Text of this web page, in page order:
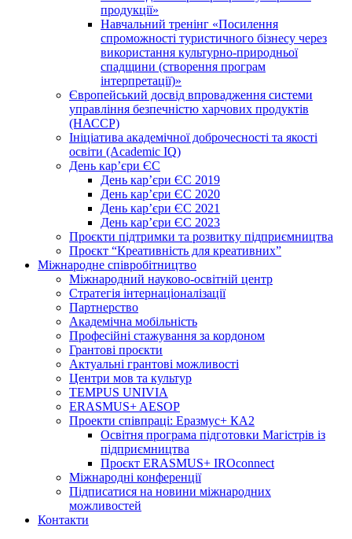
продукції»
Навчальний тренінг «Посилення
спроможності туристичного бізнесу через
використання культурно-природньої
спадщини (створення програм
інтерпретації)»
Європейський досвід впровадження системи
управління безпечністю харчових продуктів
(НАССР)
Ініціатива академічної доброчесності та якості
освіти (Academic IQ)
День кар’єри ЄС
День кар’єри ЄС 2019
День кар’єри ЄС 2020
День кар’єри ЄС 2021
День кар’єри ЄС 2023
Проєкти підтримки та розвитку підприємництва
Проєкт “Креативність для креативних”
Міжнародне співробітництво
Міжнародний науково-освітній центр
Стратегія інтернаціоналізації
Партнерство
Академічна мобільність
Професійні стажування за кордоном
Грантові проєкти
Актуальні грантові можливості
Центри мов та культур
TEMPUS UNIVIA
ERASMUS+ AESOP
Проекти співпраці: Еразмус+ КА2
Освітня програма підготовки Магістрів із
підприємництва
Проєкт ERASMUS+ IROconnect
Міжнародні конференції
Підписатися на новини міжнародних
можливостей
Контакти